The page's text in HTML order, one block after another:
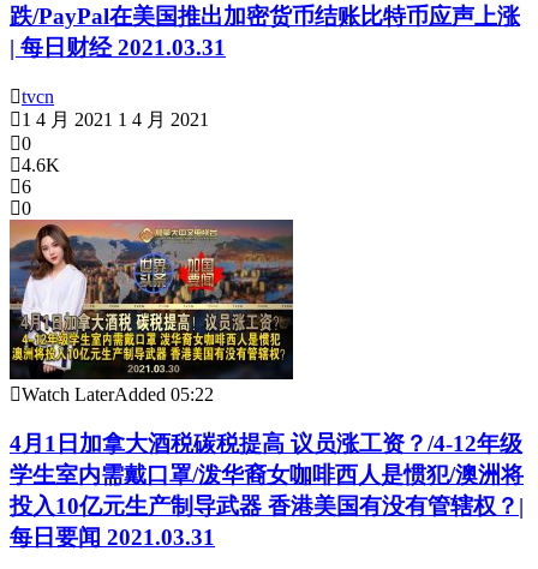
跌/PayPal在美国推出加密货币结账比特币应声上涨
| 每日财经 2021.03.31
tvcn
1 4 月 2021 1 4 月 2021
0
4.6K
6
0
Watch LaterAdded 05:22
4月1日加拿大酒税碳税提高 议员涨工资？/4-12年级
学生室内需戴口罩/泼华裔女咖啡西人是惯犯/澳洲将
投入10亿元生产制导武器 香港美国有没有管辖权？|
每日要闻 2021.03.31